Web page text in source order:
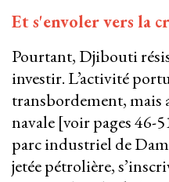
Et s'envoler vers la
Pourtant, Djibouti
investir. L’activité
transbordement, mais
navale [voir pages 46-
parc industriel de
jetée pétrolière,